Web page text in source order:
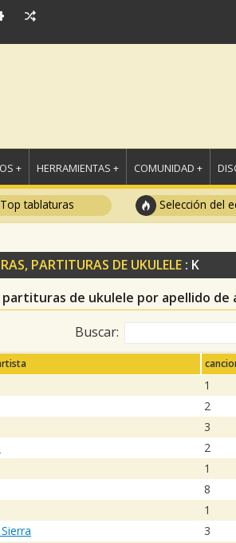
+ HERRAMIENTAS + COMUNIDAD +
tablaturas Selección del
PARTITURAS DE UKULELE : K
de ukulele por apellido
Buscar:
1
2
3
2
1
8
1
3